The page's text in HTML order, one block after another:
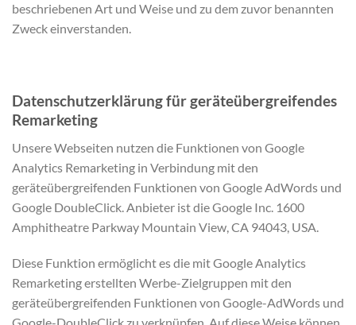
beschriebenen Art und Weise und zu dem zuvor benannten
Zweck einverstanden.
Datenschutzerklärung für geräteübergreifendes
Remarketing
Unsere Webseiten nutzen die Funktionen von Google
Analytics Remarketing in Verbindung mit den
geräteübergreifenden Funktionen von Google AdWords und
Google DoubleClick. Anbieter ist die Google Inc. 1600
Amphitheatre Parkway Mountain View, CA 94043, USA.
Diese Funktion ermöglicht es die mit Google Analytics
Remarketing erstellten Werbe-Zielgruppen mit den
geräteübergreifenden Funktionen von Google-AdWords und